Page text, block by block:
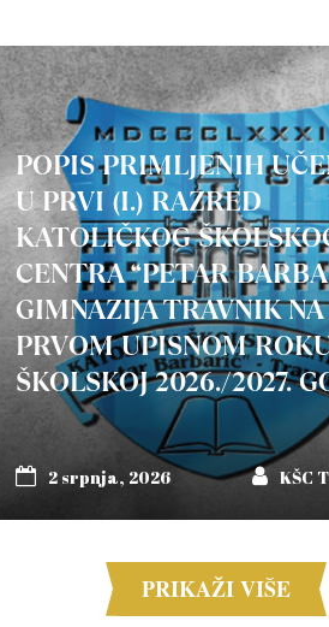
POPIS PRIMLJENIH
U PRVI (I.) RAZRED
KATOLIČKOG
CENTRA “PETAR
GIMNAZIJA TRAVNIK NA
PRVOM UPISNOM
ŠKOLSKOJ 2026./2027.
2 srpnja, 2026 KŠC
PRIKAŽI VIŠE